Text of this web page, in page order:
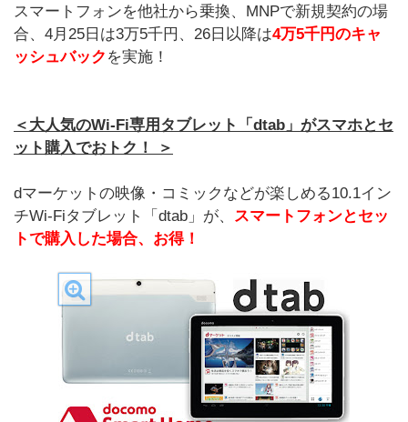
スマートフォンを他社から乗換、MNPで新規契約の場
合、4月25日は3万5千円、26日以降は4万5千円のキャ
ッシュバック を実施！
＜大人気のWi-Fi専用タブレット「dtab」がスマホとセ
ット購入でおトク！ ＞
dマーケットの映像・コミックなどが楽しめる10.1イン
チWi-Fiタブレット「dtab」が、 スマートフォンとセッ
トで購入した場合、お得！